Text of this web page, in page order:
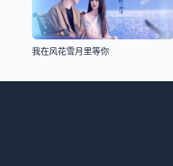
我在风花雪月里等你